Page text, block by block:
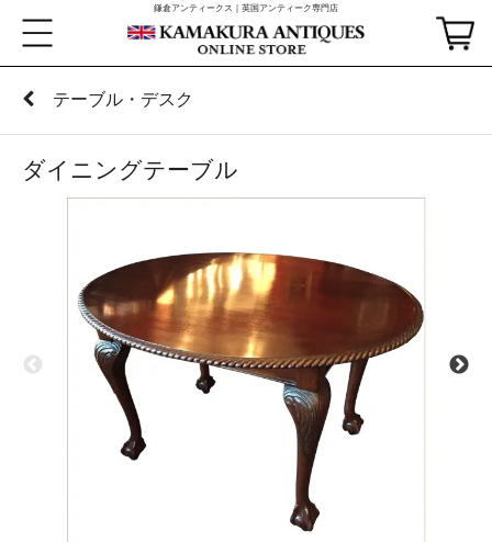
鎌倉アンティークス｜英国アンティーク専門店
テーブル・デスク
ダイニングテーブル